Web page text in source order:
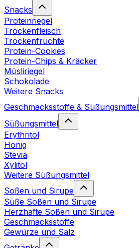
Snacks
Proteinriegel
Trockenfleisch
Trockenfrüchte
Protein-Cookies
Protein-Chips & Kräcker
Müsliriegel
Schokolade
Weitere Snacks
Geschmacksstoffe & Süßungsmittel
Süßungsmittel
Erythritol
Honig
Stevia
Xylitol
Weitere Süßungsmittel
Soßen und Sirupe
Süße Soßen und Sirupe
Herzhafte Soßen und Sirupe
Geschmacksstoffe
Gewürze und Salz